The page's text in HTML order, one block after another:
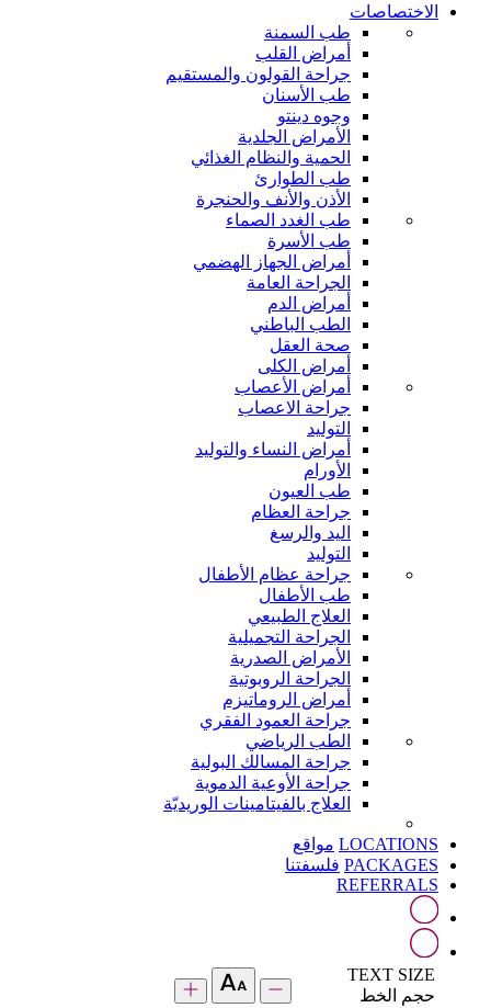
الاختصاصات
طب السمنة
أمراض القلب
جراحة القولون والمستقيم
طب الأسنان
وجوه دينتو
الأمراض الجلدية
الحمية والنظام الغذائي
طب الطوارئ
الأذن والأنف والحنجرة
طب الغدد الصماء
طب الأسرة
أمراض الجهاز الهضمي
الجراحة العامة
أمراض الدم
الطب الباطني
صحة العقل
أمراض الكلى
أمراض الأعصاب
جراحة الاعصاب
التوليد
أمراض النساء والتوليد
الأورام
طب العيون
جراحة العظام
اليد والرسغ
التوليد
جراحة عظام الأطفال
طب الأطفال
العلاج الطبيعي
الجراحة التجميلية
الأمراض الصدرية
الجراحة الروبوتية
أمراض الروماتيزم
جراحة العمود الفقري
الطب الرياضي
جراحة المسالك البولية
جراحة الأوعية الدموية
العلاج بالفيتامينات الوريديّة
LOCATIONS مواقع
PACKAGES فلسفتنا
REFERRALS
TEXT SIZE
حجم الخط